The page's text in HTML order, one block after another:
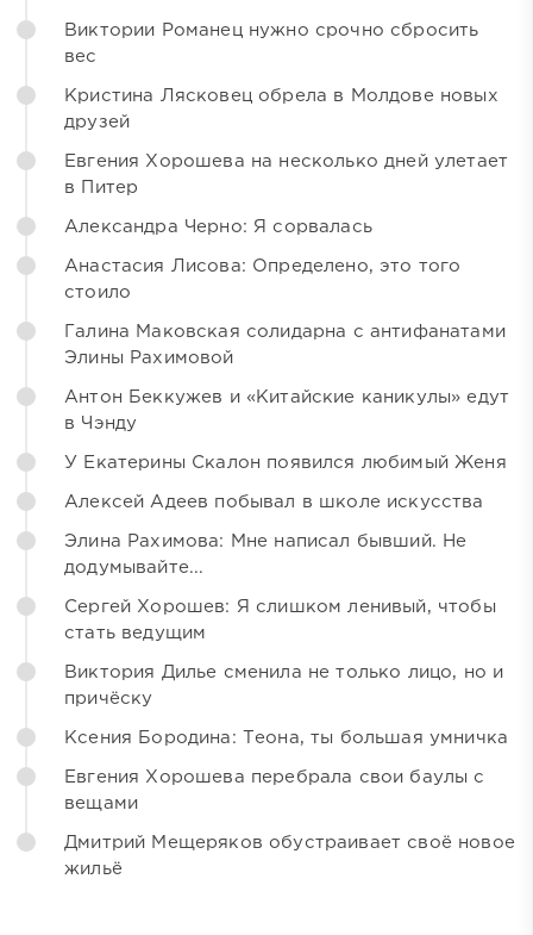
Виктории Романец нужно срочно сбросить
вес
Кристина Лясковец обрела в Молдове новых
друзей
Евгения Хорошева на несколько дней улетает
в Питер
Александра Черно: Я сорвалась
Анастасия Лисова: Определено, это того
стоило
Галина Маковская солидарна с антифанатами
Элины Рахимовой
Антон Беккужев и «Китайские каникулы» едут
в Чэнду
У Екатерины Скалон появился любимый Женя
Алексей Адеев побывал в школе искусства
Элина Рахимова: Мне написал бывший. Не
додумывайте...
Сергей Хорошев: Я слишком ленивый, чтобы
стать ведущим
Виктория Дилье сменила не только лицо, но и
причёску
Ксения Бородина: Теона, ты большая умничка
Евгения Хорошева перебрала свои баулы с
вещами
Дмитрий Мещеряков обустраивает своё новое
жильё